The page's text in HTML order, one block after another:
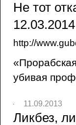
Не тот
12.03.2014
http://
убивая
11.09.2013
Ликбез,